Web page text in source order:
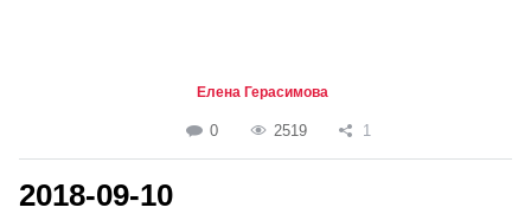
Елена Герасимова
0 2519 1
2018-09-10